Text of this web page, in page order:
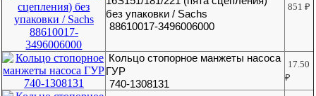
без упаковки / Sachs
88610017-3496006000
851₽
Кольцо стопорное манжеты насоса
ГУР
740-1308131
17.50
₽